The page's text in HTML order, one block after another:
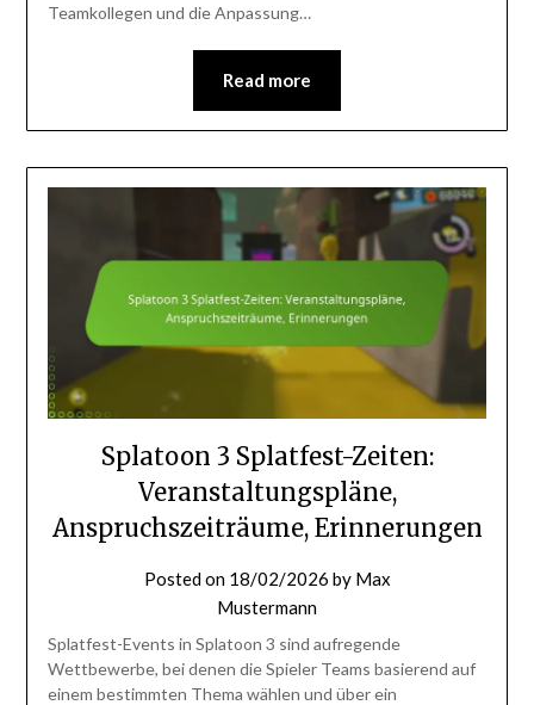
Teamkollegen und die Anpassung…
Read more
Splatoon 3 Splatfest-Zeiten:
Veranstaltungspläne,
Anspruchszeiträume, Erinnerungen
Posted on 18/02/2026 by Max
Mustermann
Splatfest-Events in Splatoon 3 sind aufregende
Wettbewerbe, bei denen die Spieler Teams basierend auf
einem bestimmten Thema wählen und über ein